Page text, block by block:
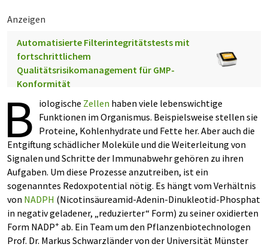
Anzeigen
Automatisierte Filterintegritätstests mit
fortschrittlichem
Qualitätsrisikomanagement für GMP-
Konformität
B iologische Zellen haben viele lebenswichtige
Funktionen im Organismus. Beispielsweise stellen sie
Proteine, Kohlenhydrate und Fette her. Aber auch die
Entgiftung schädlicher Moleküle und die Weiterleitung von
Signalen und Schritte der Immunabwehr gehören zu ihren
Aufgaben. Um diese Prozesse anzutreiben, ist ein
sogenanntes Redoxpotential nötig. Es hängt vom Verhältnis
von NADPH (Nicotinsäureamid-Adenin-Dinukleotid-Phosphat
in negativ geladener, „reduzierter“ Form) zu seiner oxidierten
Form NADP+ ab. Ein Team um den Pflanzenbiotechnologen
Prof. Dr. Markus Schwarzländer von der Universität Münster